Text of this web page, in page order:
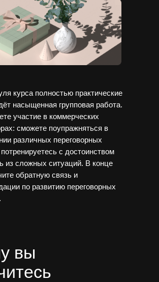
курса полностью практические
насыщенная групповая работа.
участие в коммерческих
сможете поупражняться в
различных переговорных
с достоинством
из сложных ситуаций. В конце
обратную связь и
по развитию переговорных
вы